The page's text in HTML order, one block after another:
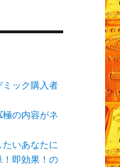
ック購入者
の内容がネ
たいあなたに
即効果！の